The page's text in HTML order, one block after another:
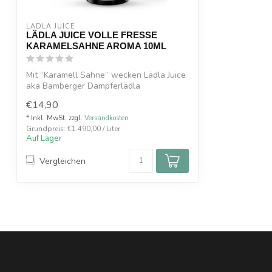
LÄDLA JUICE
LÄDLA JUICE VOLLE FRESSE
KARAMELSAHNE AROMA 10ML
Mit “Karamell Sahne“ wecken Lädla Juice
aka Bamberger Dampferlädla
€14,90
* Inkl. MwSt. zzgl. Versandkosten
Grundpreis: €1.490,00 / Liter
Auf Lager
Vergleichen